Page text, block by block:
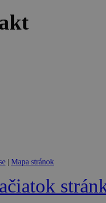
| Mapa stránok